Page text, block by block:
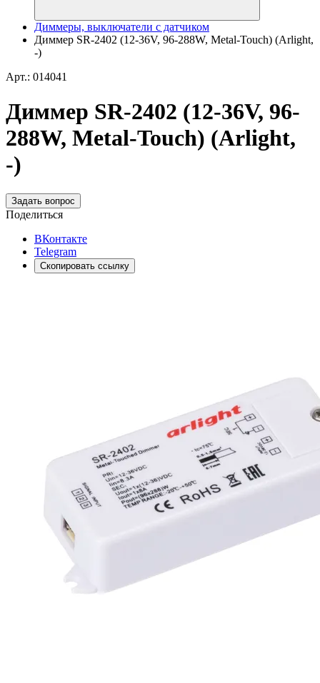
Диммеры, выключатели с датчиком
Диммер SR-2402 (12-36V, 96-288W, Metal-Touch) (Arlight,
-)
Арт.: 014041
Диммер SR-2402 (12-36V, 96-
288W, Metal-Touch) (Arlight,
-)
Задать вопрос
Поделиться
ВКонтакте
Telegram
Скопировать ссылку